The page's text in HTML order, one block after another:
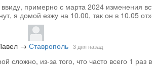
примерно с марта 2024 изменения
я домой езжу на 10.00, так он в 10.05
→ Ставрополь 3 дня назад
сложно, из-за того, что часто всего 1